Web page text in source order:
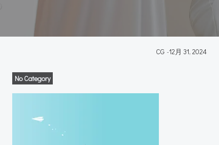
CG -12月 31, 2024
No Category